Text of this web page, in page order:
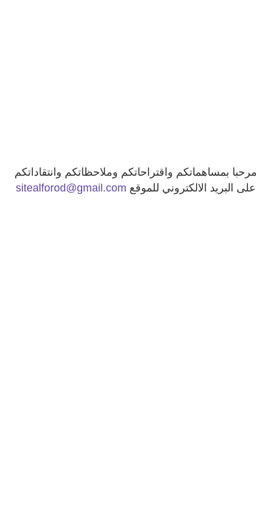
مرحبا بمساهماتكم واقتراحاتكم وملاحظاتكم وانتقاداتكم
على البريد الالكتروني للموقع
sitealforod@gmail.com